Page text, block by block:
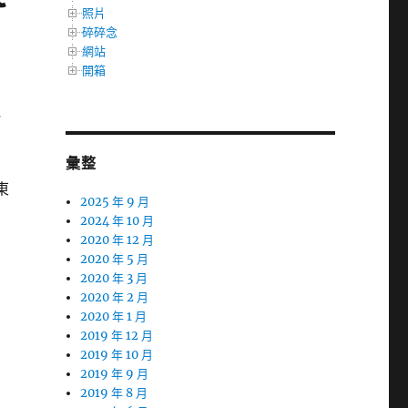
照片
碎碎念
網站
開箱
彙整
2025 年 9 月
2024 年 10 月
2020 年 12 月
2020 年 5 月
2020 年 3 月
2020 年 2 月
2020 年 1 月
2019 年 12 月
2019 年 10 月
2019 年 9 月
2019 年 8 月